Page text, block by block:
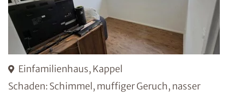
Einfamilienhaus, Kappel
Schaden: Schimmel, muffiger Geruch, nasser